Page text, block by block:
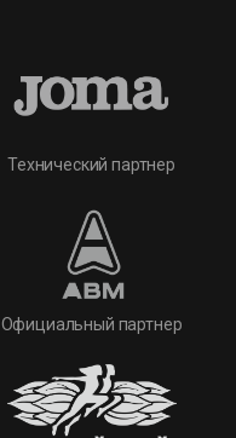
Технический партнер
Официальный партнер